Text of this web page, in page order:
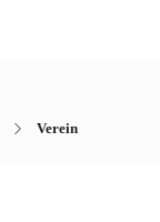
Verein